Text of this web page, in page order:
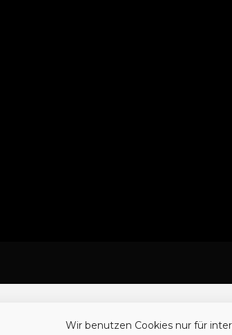
Wir benutzen Cookies nur für